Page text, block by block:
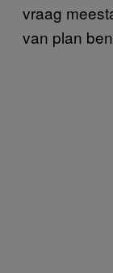
vraag
van plan